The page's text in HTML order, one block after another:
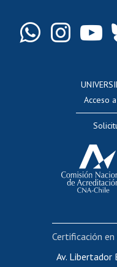
Cursos
Portal
Acceso
Av. Libertador
Certificación